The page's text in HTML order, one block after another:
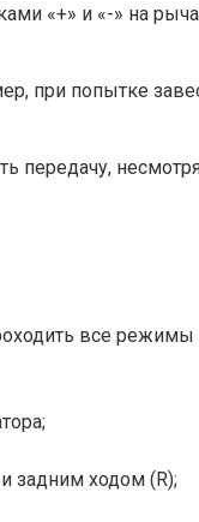
«+» и «-» на
при попытке
все режимы
задним ходом (R);